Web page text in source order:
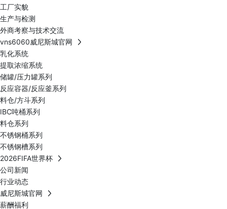
工厂实貌
生产与检测
外商考察与技术交流
vns6060威尼斯城官网
乳化系统
提取浓缩系统
储罐/压力罐系列
反应容器/反应釜系列
料仓/方斗系列
IBC吨桶系列
料仓系列
不锈钢桶系列
不锈钢槽系列
2026FIFA世界杯
公司新闻
行业动态
威尼斯城官网
薪酬福利